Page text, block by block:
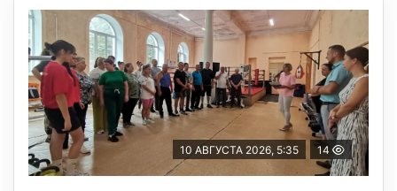
10 АВГУСТА 2026, 5:35 14